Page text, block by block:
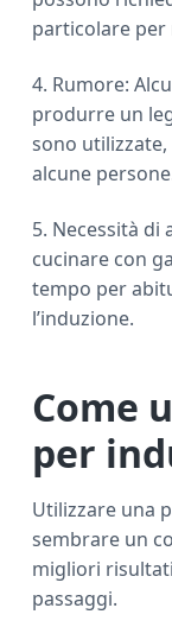
particolare per
4. Rumore:
produrre un
sono
alcune
5. Necessità di
cucinare con
tempo per
l’induzione.
Come
per
Utilizzare una
sembrare un
migliori
passaggi.